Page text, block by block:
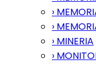
›
›
› MINERIA
›